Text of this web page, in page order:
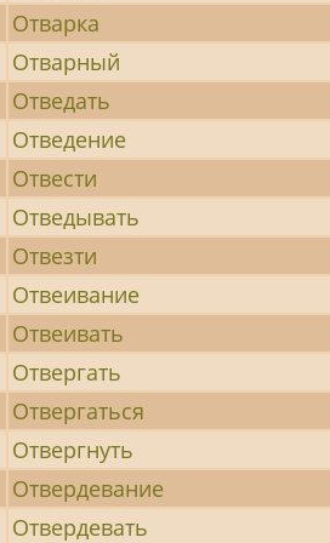
Отварка
Отварный
Отведать
Отведение
Отвести
Отведывать
Отвезти
Отвеивание
Отвеивать
Отвергать
Отвергаться
Отвергнуть
Отвердевание
Отвердевать